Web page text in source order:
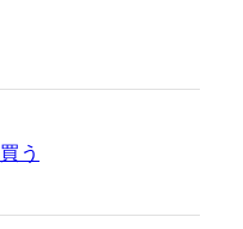
う